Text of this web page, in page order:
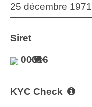
25 décembre 1971
Siret
00016
KYC Check